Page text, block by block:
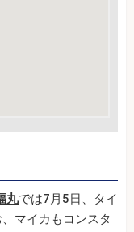
丸では7月5日、タイ
マイカもコンスタ